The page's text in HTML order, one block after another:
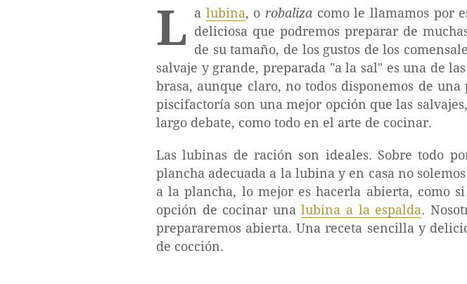
L a lubina, o robalizacomo le llamamos por
deliciosa que podremos preparar de
de su tamaño, de los gustos de los
salvaje y grande, preparada "a la sal" es una de
brasa, aunque claro, no todos disponemos de
piscifactoría son una mejor opción que las
largo debate, como todo en el arte de cocinar.
Las lubinas de ración son ideales. Sobre todo
plancha adecuada a la lubina y en casa no
a la plancha, lo mejor es hacerla abierta, como
opción de cocinar unalubina a la espalda.
prepararemos abierta. Una receta sencilla y
de cocción.